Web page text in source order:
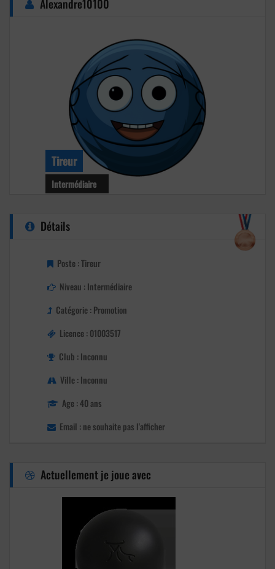
Alexandre10100
Tireur
Intermédiaire
Age : 40 ans
Détails
Poste : Tireur
Niveau : Intermédiaire
Catégorie : Promotion
Licence : 01003517
Club : Inconnu
Ville : Inconnu
Age : 40 ans
Email : ne souhaite pas l'afficher
Actuellement je joue avec